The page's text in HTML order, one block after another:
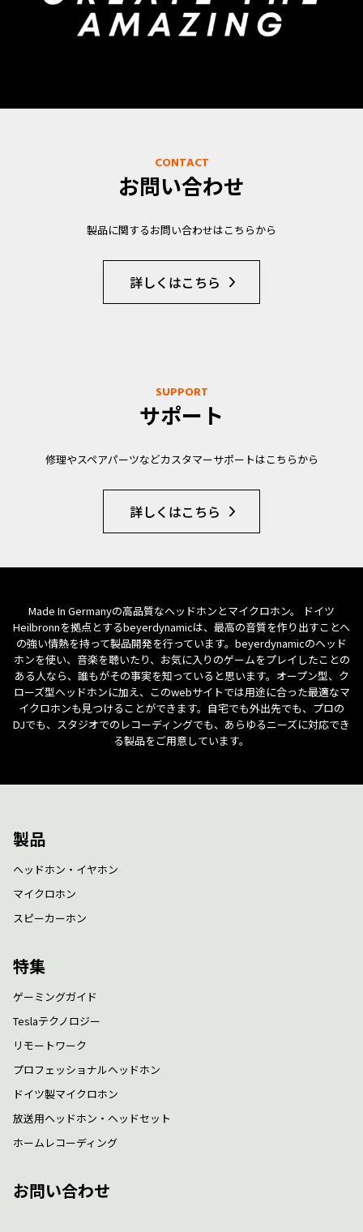
CONTACT
お問い合わせ
製品に関するお問い合わせはこちらから
詳しくはこちら
SUPPORT
サポート
修理やスペアパーツなどカスタマーサポートはこちらから
詳しくはこちら
Made In Germanyの高品質なヘッドホンとマイクロホン。 ドイツ
Heilbronnを拠点とするbeyerdynamicは、最高の音質を作り出すことへ
の強い情熱を持って製品開発を行っています。beyerdynamicのヘッド
ホンを使い、音楽を聴いたり、お気に入りのゲームをプレイしたことの
ある人なら、誰もがその事実を知っていると思います。オープン型、ク
ローズ型ヘッドホンに加え、このwebサイトでは用途に合った最適なマ
イクロホンも見つけることができます。自宅でも外出先でも、プロの
DJでも、スタジオでのレコーディングでも、あらゆるニーズに対応でき
る製品をご用意しています。
製品
ヘッドホン・イヤホン
マイクロホン
スピーカーホン
特集
ゲーミングガイド
Teslaテクノロジー
リモートワーク
プロフェッショナルヘッドホン
ドイツ製マイクロホン
放送用ヘッドホン・ヘッドセット
ホームレコーディング
お問い合わせ